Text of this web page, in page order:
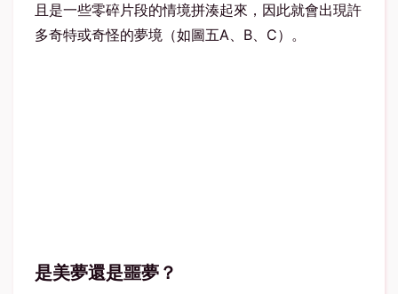
且是一些零碎片段的情境拼湊起來，因此就會出現許
多奇特或奇怪的夢境（如圖五A、B、C）。
是美夢還是噩夢？